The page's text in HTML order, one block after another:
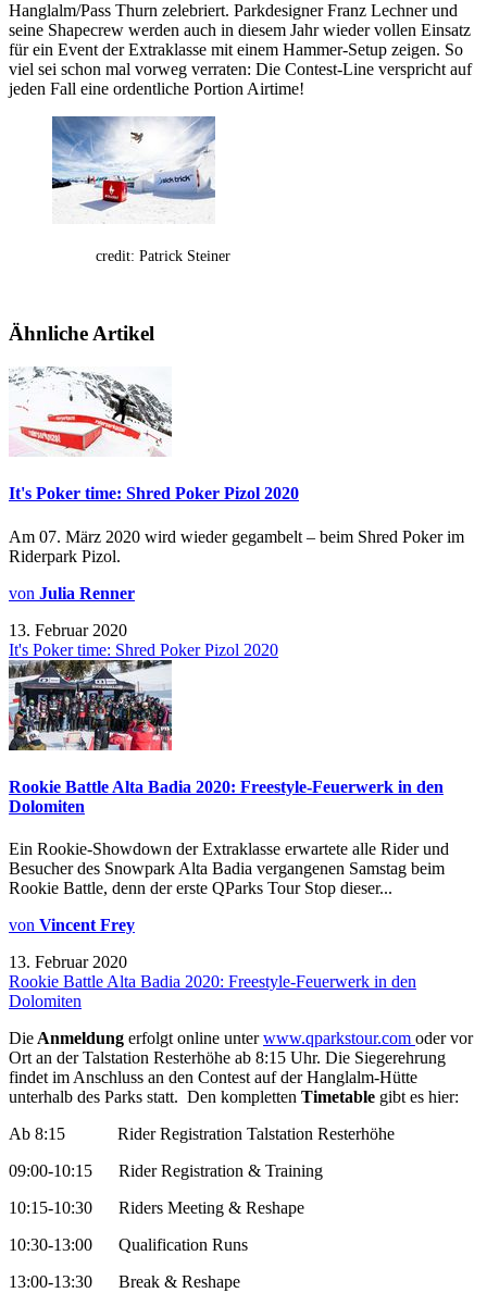
Hanglalm/Pass Thurn zelebriert. Parkdesigner Franz Lechner und
seine Shapecrew werden auch in diesem Jahr wieder vollen Einsatz
für ein Event der Extraklasse mit einem Hammer-Setup zeigen. So
viel sei schon mal vorweg verraten: Die Contest-Line verspricht auf
jeden Fall eine ordentliche Portion Airtime!
credit: Patrick Steiner
Ähnliche Artikel
It's Poker time: Shred Poker Pizol 2020
Am 07. März 2020 wird wieder gegambelt – beim Shred Poker im
Riderpark Pizol.
von Julia Renner
13. Februar 2020
It's Poker time: Shred Poker Pizol 2020
Rookie Battle Alta Badia 2020: Freestyle-Feuerwerk in den
Dolomiten
Ein Rookie-Showdown der Extraklasse erwartete alle Rider und
Besucher des Snowpark Alta Badia vergangenen Samstag beim
Rookie Battle, denn der erste QParks Tour Stop dieser...
von Vincent Frey
13. Februar 2020
Rookie Battle Alta Badia 2020: Freestyle-Feuerwerk in den
Dolomiten
Die Anmeldung erfolgt online unterwww.qparkstour.com oder vor
Ort an der Talstation Resterhöhe ab 8:15 Uhr. Die Siegerehrung
findet im Anschluss an den Contest auf der Hanglalm-Hütte
unterhalb des Parks statt. Den kompletten Timetable gibt es hier:
Ab 8:15 Rider Registration Talstation Resterhöhe
09:00-10:15 Rider Registration & Training
10:15-10:30 Riders Meeting & Reshape
10:30-13:00 Qualification Runs
13:00-13:30 Break & Reshape